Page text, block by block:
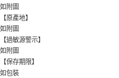
如附圖
【原產地】
如附圖
【過敏源警示】
如附圖
【保存期限】
如包裝